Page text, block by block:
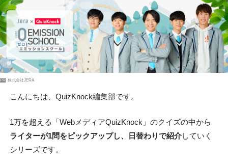
PR 株式会社JERA
こんにちは、QuizKnock編集部です。
1万を超える「WebメディアQuizKnock」のクイズの中から
ライターが1問をピックアップし、日替わりで紹介していく
シリーズです。